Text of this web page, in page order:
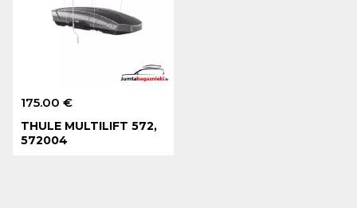
175.00 €
THULE MULTILIFT 572,
572004